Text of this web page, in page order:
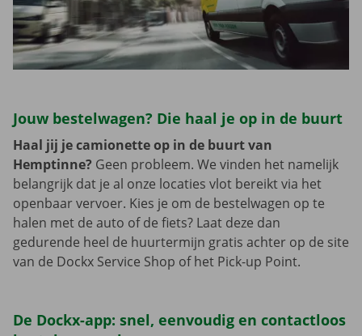
Jouw bestelwagen? Die haal je op in de buurt
Haal jij je camionette op in de buurt van
Hemptinne? Geen probleem. We vinden het namelijk
belangrijk dat je al onze locaties vlot bereikt via het
openbaar vervoer. Kies je om de bestelwagen op te
halen met de auto of de fiets? Laat deze dan
gedurende heel de huurtermijn gratis achter op de site
van de Dockx Service Shop of het Pick-up Point.
De Dockx-app: snel, eenvoudig en contactloos